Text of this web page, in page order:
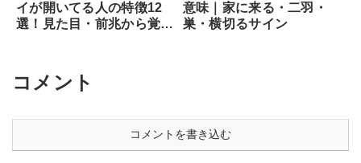
イが開いてる人の特徴12
選！見た目・前兆から覚醒
意味｜家に来る・二羽・
巣・横切るサイン
コメント
コメントを書き込む